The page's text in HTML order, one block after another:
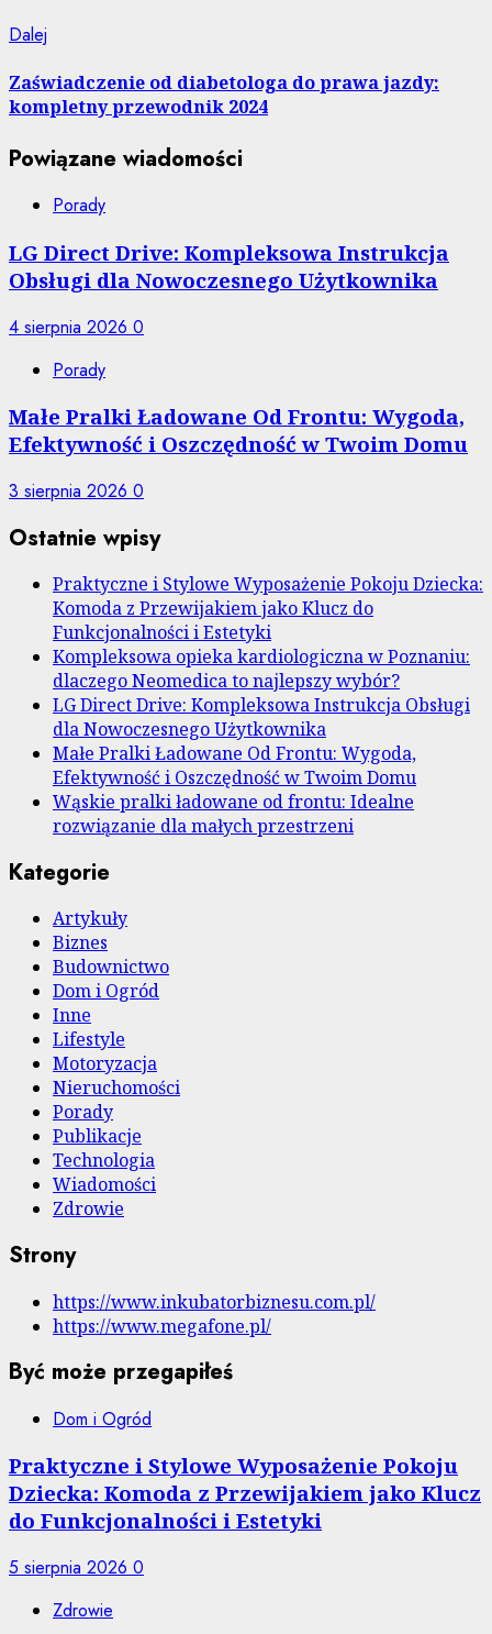
Dalej
Zaświadczenie od diabetologa do prawa jazdy:
kompletny przewodnik 2024
Powiązane wiadomości
Porady
LG Direct Drive: Kompleksowa Instrukcja
Obsługi dla Nowoczesnego Użytkownika
4 sierpnia 2026 0
Porady
Małe Pralki Ładowane Od Frontu: Wygoda,
Efektywność i Oszczędność w Twoim Domu
3 sierpnia 2026 0
Ostatnie wpisy
Praktyczne i Stylowe Wyposażenie Pokoju Dziecka:
Komoda z Przewijakiem jako Klucz do
Funkcjonalności i Estetyki
Kompleksowa opieka kardiologiczna w Poznaniu:
dlaczego Neomedica to najlepszy wybór?
LG Direct Drive: Kompleksowa Instrukcja Obsługi
dla Nowoczesnego Użytkownika
Małe Pralki Ładowane Od Frontu: Wygoda,
Efektywność i Oszczędność w Twoim Domu
Wąskie pralki ładowane od frontu: Idealne
rozwiązanie dla małych przestrzeni
Kategorie
Artykuły
Biznes
Budownictwo
Dom i Ogród
Inne
Lifestyle
Motoryzacja
Nieruchomości
Porady
Publikacje
Technologia
Wiadomości
Zdrowie
Strony
https://www.inkubatorbiznesu.com.pl/
https://www.megafone.pl/
Być może przegapiłeś
Dom i Ogród
Praktyczne i Stylowe Wyposażenie Pokoju
Dziecka: Komoda z Przewijakiem jako Klucz
do Funkcjonalności i Estetyki
5 sierpnia 2026 0
Zdrowie